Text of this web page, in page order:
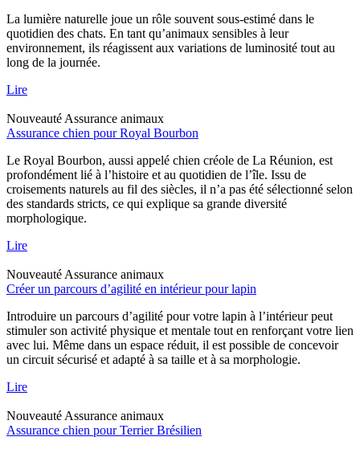
La lumière naturelle joue un rôle souvent sous-estimé dans le
quotidien des chats. En tant qu’animaux sensibles à leur
environnement, ils réagissent aux variations de luminosité tout au
long de la journée.
Lire
Nouveauté Assurance animaux
Assurance chien pour Royal Bourbon
Le Royal Bourbon, aussi appelé chien créole de La Réunion, est
profondément lié à l’histoire et au quotidien de l’île. Issu de
croisements naturels au fil des siècles, il n’a pas été sélectionné selon
des standards stricts, ce qui explique sa grande diversité
morphologique.
Lire
Nouveauté Assurance animaux
Créer un parcours d’agilité en intérieur pour lapin
Introduire un parcours d’agilité pour votre lapin à l’intérieur peut
stimuler son activité physique et mentale tout en renforçant votre lien
avec lui. Même dans un espace réduit, il est possible de concevoir
un circuit sécurisé et adapté à sa taille et à sa morphologie.
Lire
Nouveauté Assurance animaux
Assurance chien pour Terrier Brésilien